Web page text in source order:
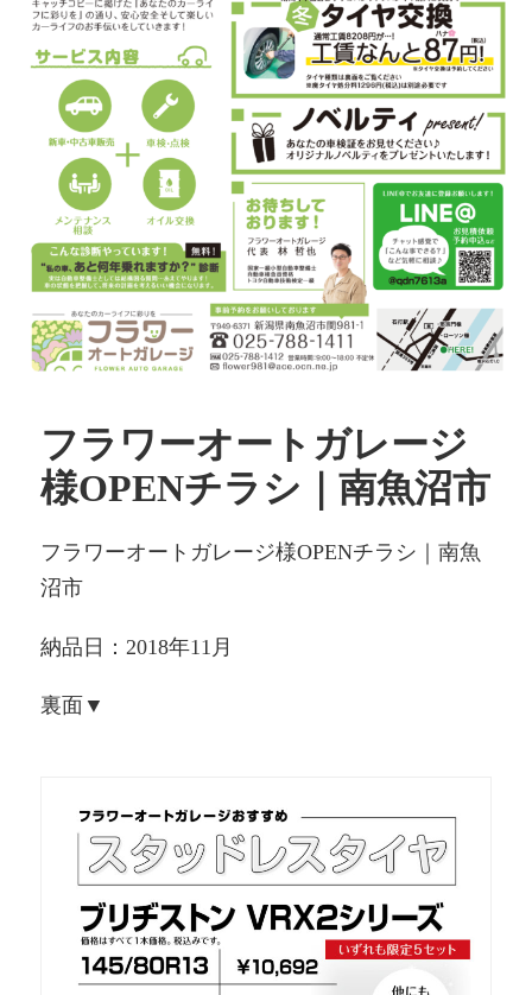
フラワーオートガレージ
様OPENチラシ｜南魚沼市
フラワーオートガレージ様OPENチラシ｜南魚
沼市
納品日：2018年11月
裏面▼